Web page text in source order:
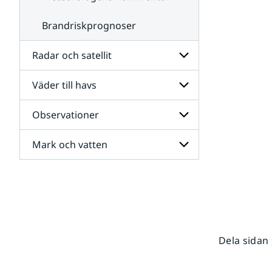
Brandriskprognoser
Radar och satellit
Undersidor
för
Radar
och
satellit
Väder till havs
Undersidor
för
Väder
till
havs
Observationer
Undersidor
för
Mark och vatten
Dela sidan